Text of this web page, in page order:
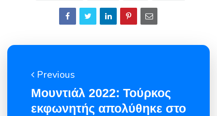
Previous
Μουντιάλ 2022: Τούρκος
εκφωνητής απολύθηκε στο